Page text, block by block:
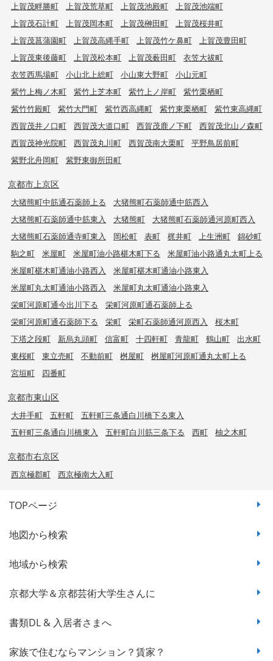
上賀茂畔勝町
上賀茂荒草町 上賀茂池殿町
上賀茂池端町
上賀茂石計町
上賀茂岡本町 上賀茂榊田町
上賀茂桜井町
上賀茂菖蒲園町
上賀茂高縄手町 上賀茂竹ケ鼻町
上賀茂豊田町
上賀茂東後藤町
上賀茂松本町 上賀茂薮田町
衣笠大祓町
衣笠西馬場町
小山北上総町 小山東大野町
小山元町
紫竹上梅ノ木町
紫竹上芝本町 紫竹上ノ岸町
紫竹栗栖町
紫竹竹殿町
紫竹大門町 紫竹西高縄町 紫竹東栗栖町
紫竹東高縄町
西賀茂井ノ口町
西賀茂大道口町 西賀茂鹿ノ下町
西賀茂北山ノ森町
西賀茂神光院町
西賀茂丸川町 西賀茂南大栗町
平野鳥居前町
紫野北舟岡町
紫野東御所田町
京都市上京区
大猪熊町中筋通石薬師上る
大猪熊町石薬師通中筋西入
大猪熊町石薬師通中筋東入
大猪熊町
大猪熊町石薬師通河原町西入
大猪熊町石薬師通寺町東入
岡松町 表町 梶井町 上生洲町
錦砂町
駒之町
米屋町 米屋町油小路椹木町下る
米屋町油小路通丸太町上る
米屋町椹木町通油小路西入
米屋町椹木町通油小路東入
米屋町丸太町通油小路西入
米屋町丸太町通油小路東入
栄町河原町通今出川下る
栄町河原町通石薬師上る
栄町河原町通石薬師下る
栄町 栄町石薬師通河原西入
桜木町
下塔之段町
新烏丸頭町 信富町 十四軒町 青龍町 鶴山町
出水町
東桜町
東立売町 不動前町 桝屋町
桝屋町河原町通丸太町上る
宮垣町
四番町
京都市東山区
大井手町 五軒町
五軒町三条通白川橋下る東入
五軒町三条通白川橋東入
五軒町白川筋三条下る 西町 柚之木町
京都市右京区
西京極郡町 西京極南大入町
TOPページ
地図から検索
地域から検索
京都大学＆京都芸術大学生さんに
書類DL & 入居者さまへ
家族で住むならマンション？賃家？